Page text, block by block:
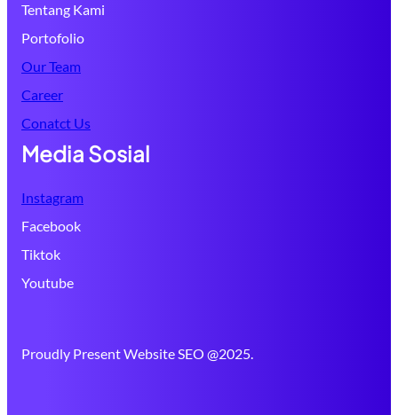
Tentang Kami
Portofolio
Our Team
Career
Conatct Us
Media Sosial
Instagram
Facebook
Tiktok
Youtube
Proudly Present Website SEO @2025.